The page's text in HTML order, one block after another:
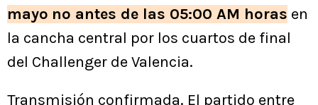
mayo no antes de las 05:00 AM horas en
la cancha central por los cuartos de final
del Challenger de Valencia.
Transmisión confirmada. El partido entre